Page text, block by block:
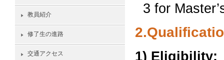
3 for
1) Eligibility:
教員紹介
修了生の進路
交通アクセス